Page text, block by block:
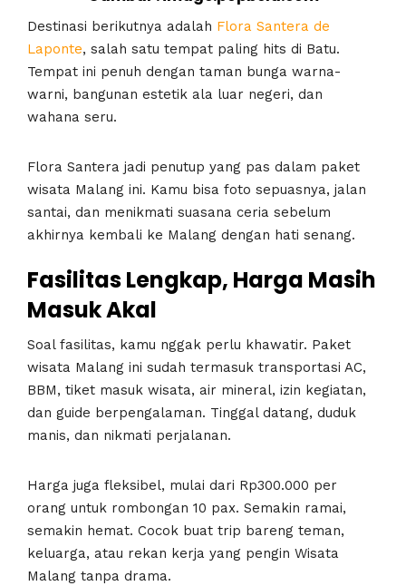
Destinasi berikutnya adalah Flora Santera de
Laponte, salah satu tempat paling hits di Batu.
Tempat ini penuh dengan taman bunga warna-
warni, bangunan estetik ala luar negeri, dan
wahana seru.
Flora Santera jadi penutup yang pas dalam paket
wisata Malang ini. Kamu bisa foto sepuasnya, jalan
santai, dan menikmati suasana ceria sebelum
akhirnya kembali ke Malang dengan hati senang.
Fasilitas Lengkap, Harga Masih
Masuk Akal
Soal fasilitas, kamu nggak perlu khawatir. Paket
wisata Malang ini sudah termasuk transportasi AC,
BBM, tiket masuk wisata, air mineral, izin kegiatan,
dan guide berpengalaman. Tinggal datang, duduk
manis, dan nikmati perjalanan.
Harga juga fleksibel, mulai dari Rp300.000 per
orang untuk rombongan 10 pax. Semakin ramai,
semakin hemat. Cocok buat trip bareng teman,
keluarga, atau rekan kerja yang pengin Wisata
Malang tanpa drama.